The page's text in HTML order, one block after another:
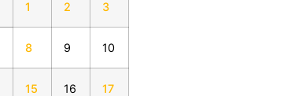
1 2 3
8 9 10
15 16 17